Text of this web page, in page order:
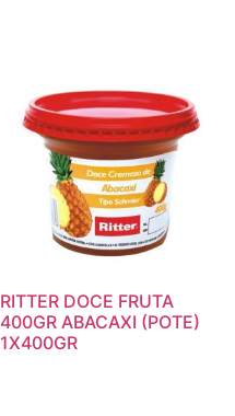
RITTER DOCE FRUTA
400GR ABACAXI (POTE)
1X400GR